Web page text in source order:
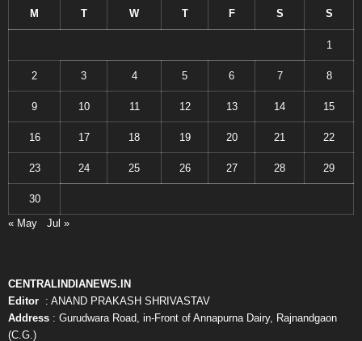
M T W T F S S
1
2 3 4 5 6 7 8
9 10 11 12 13 14 15
16 17 18 19 20 21 22
23 24 25 26 27 28 29
30
« May
Jul »
CENTRALINDIANEWS.IN
Editor : ANAND PRAKASH SHRIVASTAV
Address : Gurudwara Road, in-Front of Annapurna Dairy, Rajnandgaon
(C.G.)